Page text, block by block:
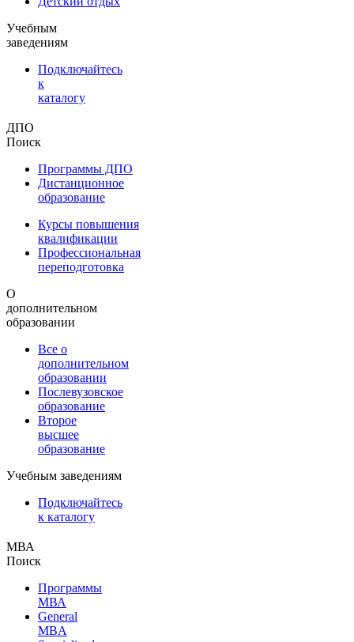
Учебным
заведениям
Подключайтесь
к
каталогу
ДПО
Поиск
Программы ДПО
Дистанционное
образование
Курсы повышения
квалификации
Профессиональная
переподготовка
О
дополнительном
образовании
Все о
дополнительном
образовании
Послевузовское
образование
Второе
высшее
образование
Учебным заведениям
Подключайтесь
к каталогу
МВА
Поиск
Программы
МВА
General
MBA